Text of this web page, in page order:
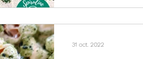
31 oct. 2022